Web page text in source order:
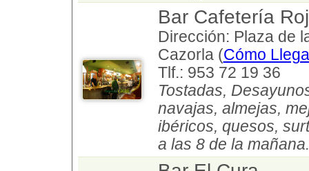
Bar Cafetería
Dirección: Plaza de
Cazorla (Cómo
Tlf.: 953 72 19 36
Tostadas,
navajas, almejas,
ibéricos, quesos,
a las 8 de la mañana.